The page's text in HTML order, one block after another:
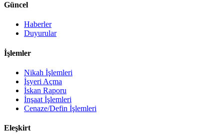
Güncel
Haberler
Duyurular
İşlemler
Nikah İşlemleri
İşyeri Açma
İskan Raporu
İnşaat İşlemleri
Cenaze/Defin İşlemleri
Eleşkirt